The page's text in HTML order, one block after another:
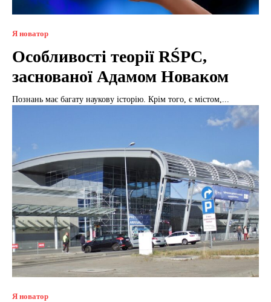
Я новатор
Особливості теорії RŚPC,
заснованої Адамом Новаком
Познань має багату наукову історію. Крім того, є містом,...
Я новатор